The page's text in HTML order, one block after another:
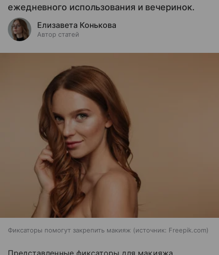
ежедневного использования и вечеринок.
Елизавета Конькова
Автор статей
Фиксаторы помогут закрепить макияж источник: Freepik.com
Представленные фиксаторы для макияжа